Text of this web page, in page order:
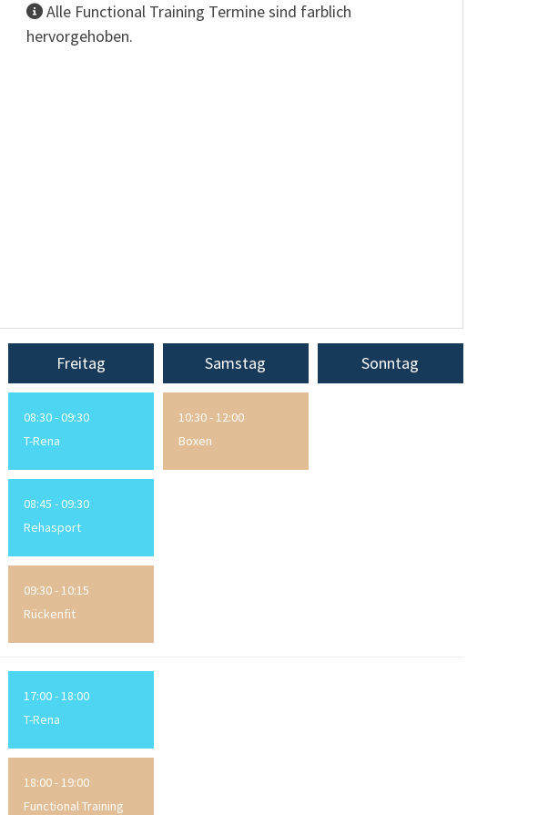
Alle Functional Training Termine sind farblich
hervorgehoben.
Freitag
08:30 - 09:30
T-Rena
08:45 - 09:30
Rehasport
09:30 - 10:15
Rückenfit
Samstag
10:30 - 12:00
Boxen
Sonntag
17:00 - 18:00
T-Rena
18:00 - 19:00
Functional Training